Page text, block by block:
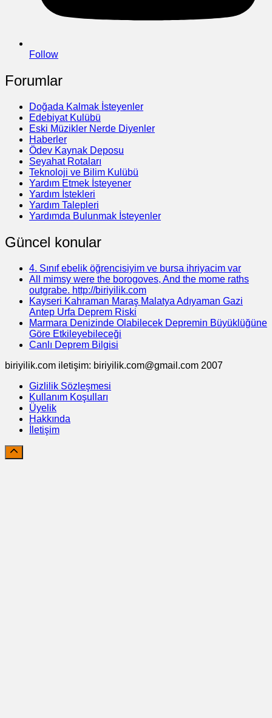
Follow
Forumlar
Doğada Kalmak İsteyenler
Edebiyat Kulübü
Eski Müzikler Nerde Diyenler
Haberler
Ödev Kaynak Deposu
Seyahat Rotaları
Teknoloji ve Bilim Kulübü
Yardım Etmek İsteyener
Yardım İstekleri
Yardım Talepleri
Yardımda Bulunmak İsteyenler
Güncel konular
4. Sınıf ebelik öğrencisiyim ve bursa ihriyacim var
All mimsy were the borogoves, And the mome raths
outgrabe. http://biriyilik.com
Kayseri Kahraman Maraş Malatya Adıyaman Gazi
Antep Urfa Deprem Riski
Marmara Denizinde Olabilecek Depremin Büyüklüğüne
Göre Etkileyebileceği
Canlı Deprem Bilgisi
biriyilik.com iletişim: biriyilik.com@gmail.com 2007
Gizlilik Sözleşmesi
Kullanım Koşulları
Üyelik
Hakkında
İletişim